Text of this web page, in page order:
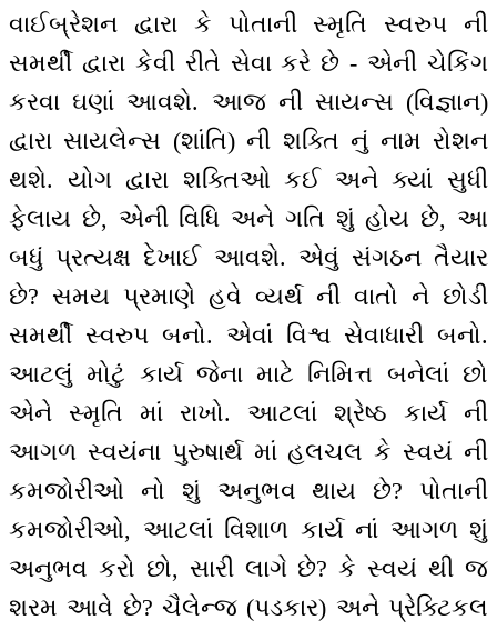
વાઈબ્રેશન દ્વારા કે પોતાની સ્મૃતિ સ્વરુપ ની
સમર્થી દ્વારા કેવી રીતે સેવા કરે છે - એની ચેકિંગ
કરવા ઘણાં આવશે. આજ ની સાયન્સ (વિજ્ઞાન)
દ્વારા સાયલેન્સ (શાંતિ) ની શક્તિ નું નામ રોશન
થશે. યોગ દ્વારા શક્તિઓ કઈ અને ક્યાં સુધી
ફેલાય છે, એની વિધિ અને ગતિ શું હોય છે, આ
બધું પ્રત્યક્ષ દેખાઈ આવશે. એવું સંગઠન તૈયાર
છે? સમય પ્રમાણે હવે વ્યર્થ ની વાતો ને છોડી
સમર્થી સ્વરુપ બનો. એવાં વિશ્વ સેવાધારી બનો.
આટલું મોટું કાર્ય જેના માટે નિમિત્ત બનેલાં છો
એને સ્મૃતિ માં રાખો. આટલાં શ્રેષ્ઠ કાર્ય ની
આગળ સ્વયંના પુરુષાર્થ માં હલચલ કે સ્વયં ની
કમજોરીઓ નો શું અનુભવ થાય છે? પોતાની
કમજોરીઓ, આટલાં વિશાળ કાર્ય નાં આગળ શું
અનુભવ કરો છો, સારી લાગે છે? કે સ્વયં થી જ
શરમ આવે છે? ચૈલેન્જ (પડકાર) અને પ્રેક્ટિકલ